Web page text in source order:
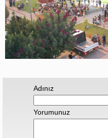
Adınız
Yorumunuz